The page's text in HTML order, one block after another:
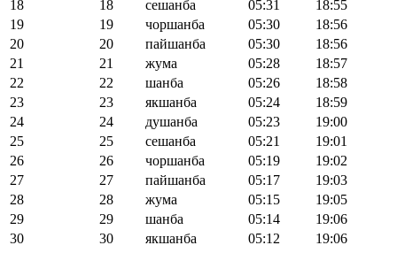
18
18 сешанба 05:31
18:55
19
19 чоршанба 05:30
18:56
20
20 пайшанба 05:30
18:56
21
21 жума 05:28
18:57
22
22 шанба 05:26
18:58
23
23 якшанба 05:24
18:59
24
24 душанба 05:23
19:00
25
25 сешанба 05:21
19:01
26
26 чоршанба 05:19
19:02
27
27 пайшанба 05:17
19:03
28
28 жума 05:15
19:05
29
29 шанба 05:14
19:06
30
30 якшанба 05:12 19:06